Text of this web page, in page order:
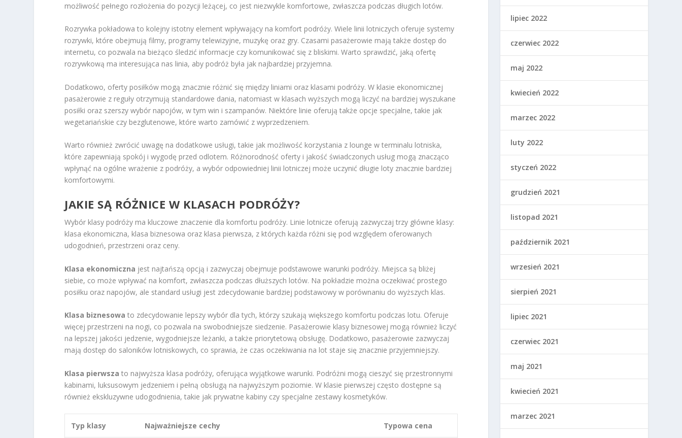
możliwość pełnego rozłożenia do pozycji leżącej, co jest niezwykle komfortowe, zwłaszcza podczas długich lotów.
Rozrywka pokładowa to kolejny istotny element wpływający na komfort podróży. Wiele linii lotniczych oferuje systemy
rozrywki, które obejmują filmy, programy telewizyjne, muzykę oraz gry. Czasami pasażerowie mają także dostęp do
internetu, co pozwala na bieżąco śledzić informacje czy komunikować się z bliskimi. Warto sprawdzić, jaką ofertę
rozrywkową ma interesująca nas linia, aby podróż była jak najbardziej przyjemna.
Dodatkowo, oferty posiłków mogą znacznie różnić się między liniami oraz klasami podróży. W klasie ekonomicznej
pasażerowie z reguły otrzymują standardowe dania, natomiast w klasach wyższych mogą liczyć na bardziej wyszukane
posiłki oraz szerszy wybór napojów, w tym win i szampanów. Niektóre linie oferują także opcje specjalne, takie jak
wegetariańskie czy bezglutenowe, które warto zamówić z wyprzedzeniem.
Warto również zwrócić uwagę na dodatkowe usługi, takie jak możliwość korzystania z lounge w terminalu lotniska,
które zapewniają spokój i wygodę przed odlotem. Różnorodność oferty i jakość świadczonych usług mogą znacząco
wpłynąć na ogólne wrażenie z podróży, a wybór odpowiedniej linii lotniczej może uczynić długie loty znacznie bardziej
komfortowymi.
JAKIE SĄ RÓŻNICE W KLASACH PODRÓŻY?
Wybór klasy podróży ma kluczowe znaczenie dla komfortu podróży. Linie lotnicze oferują zazwyczaj trzy główne klasy:
klasa ekonomiczna, klasa biznesowa oraz klasa pierwsza, z których każda różni się pod względem oferowanych
udogodnień, przestrzeni oraz ceny.
Klasa ekonomiczna jest najtańszą opcją i zazwyczaj obejmuje podstawowe warunki podróży. Miejsca są bliżej
siebie, co może wpływać na komfort, zwłaszcza podczas dłuższych lotów. Na pokładzie można oczekiwać prostego
posiłku oraz napojów, ale standard usługi jest zdecydowanie bardziej podstawowy w porównaniu do wyższych klas.
Klasa biznesowa to zdecydowanie lepszy wybór dla tych, którzy szukają większego komfortu podczas lotu. Oferuje
więcej przestrzeni na nogi, co pozwala na swobodniejsze siedzenie. Pasażerowie klasy biznesowej mogą również liczyć
na lepszej jakości jedzenie, wygodniejsze leżanki, a także priorytetową obsługę. Dodatkowo, pasażerowie zazwyczaj
mają dostęp do saloników lotniskowych, co sprawia, że czas oczekiwania na lot staje się znacznie przyjemniejszy.
Klasa pierwsza to najwyższa klasa podróży, oferująca wyjątkowe warunki. Podróżni mogą cieszyć się przestronnymi
kabinami, luksusowym jedzeniem i pełną obsługą na najwyższym poziomie. W klasie pierwszej często dostępne są
również ekskluzywne udogodnienia, takie jak prywatne kabiny czy specjalne zestawy kosmetyków.
Typ klasy Najważniejsze cechy Typowa cena
lipiec 2022
czerwiec 2022
maj 2022
kwiecień 2022
marzec 2022
luty 2022
styczeń 2022
grudzień 2021
listopad 2021
październik 2021
wrzesień 2021
sierpień 2021
lipiec 2021
czerwiec 2021
maj 2021
kwiecień 2021
marzec 2021